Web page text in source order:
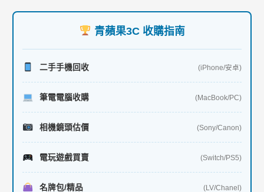
青蘋果3C 收購指南
二手手機回收 (iPhone/安卓)
筆電電腦收購 (MacBook/PC)
相機鏡頭估價 (Sony/Canon)
電玩遊戲買賣 (Switch/PS5)
名牌包/精品 (LV/Chanel)
目